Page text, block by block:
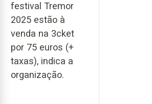
festival Tremor
2025 estão à
venda na 3cket
por 75 euros (+
taxas), indica a
organização.